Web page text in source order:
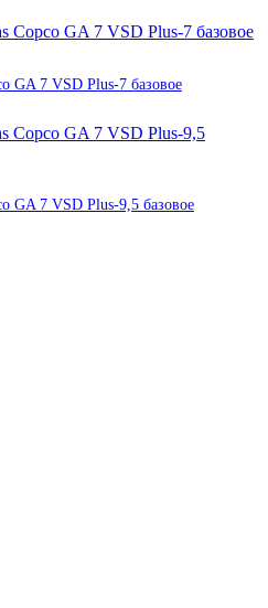
GA 7 VSD Plus-7 базовое
GA 7 VSD Plus-9,5 базовое